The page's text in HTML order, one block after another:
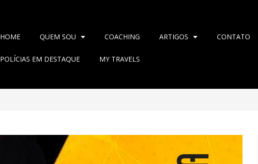
HOME QUEM SOU COACHING ARTIGOS CONTATO
POLÍCIAS EM DESTAQUE MY TRAVELS